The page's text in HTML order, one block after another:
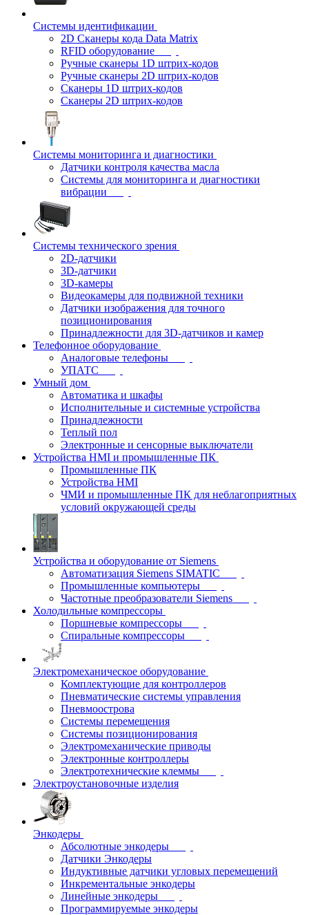
Системы идентификации
2D Сканеры кода Data Matrix
RFID оборудование
Ручные сканеры 1D штрих-кодов
Ручные сканеры 2D штрих-кодов
Сканеры 1D штрих-кодов
Сканеры 2D штрих-кодов
Системы мониторинга и диагностики
Датчики контроля качества масла
Системы для мониторинга и диагностики
вибрации
Системы технического зрения
2D-датчики
3D-датчики
3D-камеры
Видеокамеры для подвижной техники
Датчики изображения для точного
позиционирования
Принадлежности для 3D-датчиков и камер
Телефонное оборудование
Аналоговые телефоны
УПАТС
Умный дом
Автоматика и шкафы
Исполнительные и системные устройства
Принадлежности
Теплый пол
Электронные и сенсорные выключатели
Устройства HMI и промышленные ПК
Промышленные ПК
Устройства HMI
ЧМИ и промышленные ПК для неблагоприятных
условий окружающей среды
Устройства и оборудование от Siemens
Автоматизация Siemens SIMATIC
Промышленные компьютеры
Частотные преобразователи Siemens
Холодильные компрессоры
Поршневые компрессоры
Спиральные компрессоры
Электромеханическое оборудование
Комплектующие для контроллеров
Пневматические системы управления
Пневмоострова
Системы перемещения
Системы позиционирования
Электромеханические приводы
Электронные контроллеры
Электротехнические клеммы
Электроустановочные изделия
Энкодеры
Абсолютные энкодеры
Датчики Энкодеры
Индуктивные датчики угловых перемещений
Инкрементальные энкодеры
Линейные энкодеры
Программируемые энкодеры